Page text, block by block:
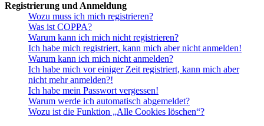
Registrierung und Anmeldung
Wozu muss ich mich registrieren?
Was ist COPPA?
Warum kann ich mich nicht registrieren?
Ich habe mich registriert, kann mich aber nicht anmelden!
Warum kann ich mich nicht anmelden?
Ich habe mich vor einiger Zeit registriert, kann mich aber
nicht mehr anmelden?!
Ich habe mein Passwort vergessen!
Warum werde ich automatisch abgemeldet?
Wozu ist die Funktion „Alle Cookies löschen“?